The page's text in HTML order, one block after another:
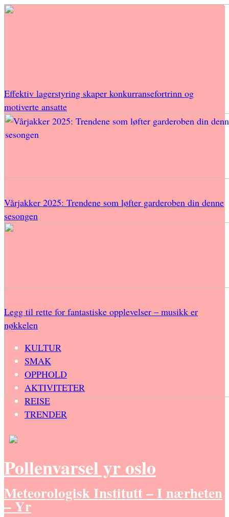
Effektiv lagerstyring skaper konkurransefortrinn og
motiverte ansatte
Vårjakker 2025: Trendene som løfter garderoben din denne
sesongen
Legg til rette for fantastiske opplevelser – musikk er
nøkkelen
KULTUR
SMAK
OPPHOLD
AKTIVITETER
REISE
TRENDER
Pollenvarsel yr oslo
Meteorologisk Institutt – I nærheten
– Yr